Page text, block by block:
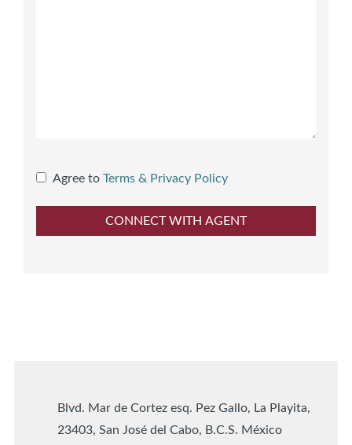
Agree to Terms & Privacy Policy
Blvd. Mar de Cortez esq. Pez Gallo, La Playita,
23403, San José del Cabo, B.C.S. México